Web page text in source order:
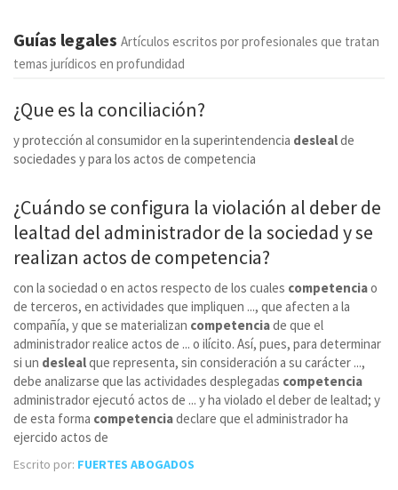
Guías legales Artículos escritos por profesionales que tratan
temas jurídicos en profundidad
¿Que es la conciliación?
y protección al consumidor en la superintendencia deslealde
sociedades y para los actos de competencia
¿Cuándo se configura la violación al deber de
lealtad del administrador de la sociedad y se
realizan actos de competencia?
con la sociedad o en actos respecto de los cuales competenciao
de terceros, en actividades que impliquen ..., que afecten a la
compañía, y que se materializan competenciade que el
administrador realice actos de ... o ilícito. Así, pues, para determinar
si un deslealque representa, sin consideración a su carácter ...,
debe analizarse que las actividades desplegadas competencia
administrador ejecutó actos de ... y ha violado el deber de lealtad; y
de esta forma competenciadeclare que el administrador ha
ejercido actos de
Escrito por: FUERTES ABOGADOS